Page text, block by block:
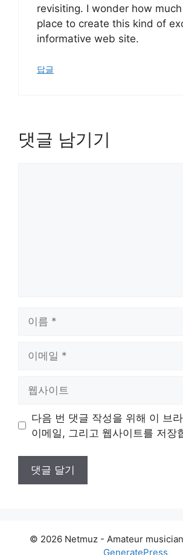
revisiting. I wonder how
place to create this kind of
informative web site.
답글
댓글 남기기
트
다음 번 댓글 작성을 위해 이 브
이메일, 그리고 웹사이트를 저장
© 2026 Netmuz - Amateur
GeneratePress